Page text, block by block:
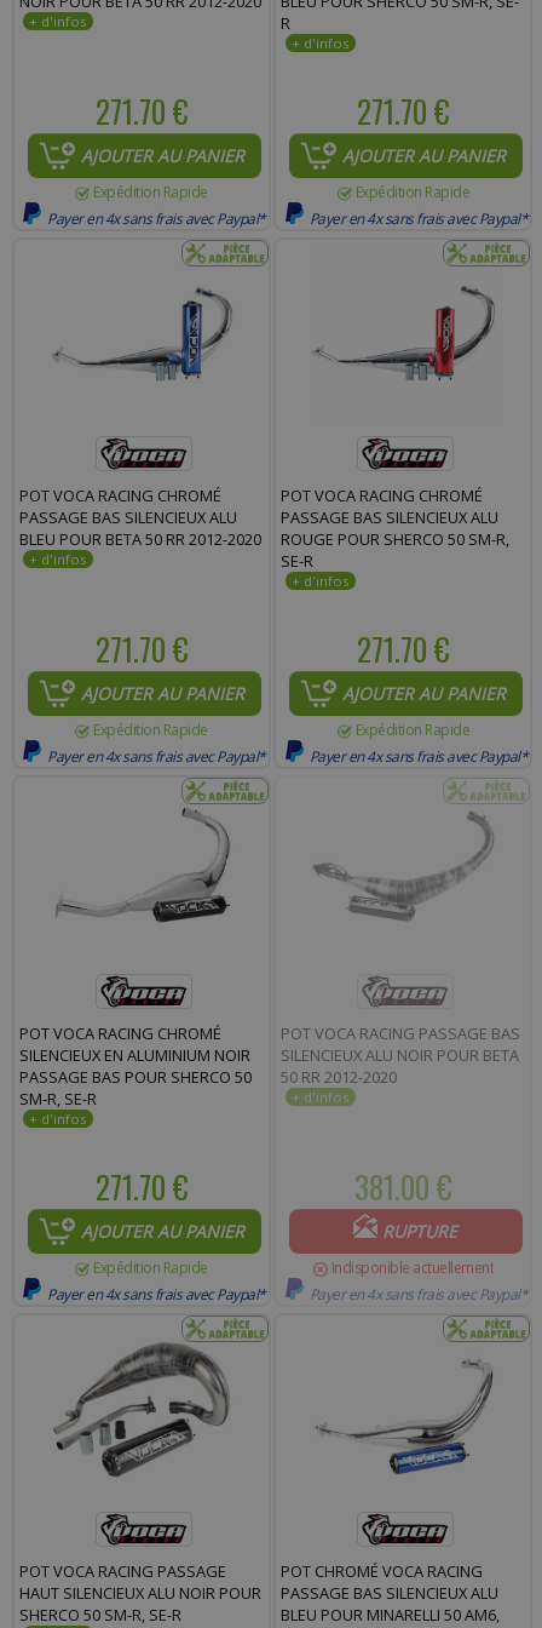
271.70 €
AJOUTER AU PANIER
Expédition Rapide
Payer en 4x sans frais avec Paypal*
R
271.70 €
AJOUTER AU PANIER
Expédition Rapide
Payer en 4x sans frais avec Paypal*
POT VOCA RACING CHROMÉ
PASSAGE BAS SILENCIEUX ALU
BLEU POUR BETA 50 RR 2012-2020
271.70 €
AJOUTER AU PANIER
Expédition Rapide
Payer en 4x sans frais avec Paypal*
POT VOCA RACING CHROMÉ
PASSAGE BAS SILENCIEUX ALU
ROUGE POUR SHERCO 50 SM-R,
SE-R
271.70 €
AJOUTER AU PANIER
Expédition Rapide
Payer en 4x sans frais avec Paypal*
POT VOCA RACING CHROMÉ
SILENCIEUX EN ALUMINIUM NOIR
PASSAGE BAS POUR SHERCO 50
SM-R, SE-R
271.70 €
AJOUTER AU PANIER
Expédition Rapide
Payer en 4x sans frais avec Paypal*
POT VOCA RACING PASSAGE BAS
SILENCIEUX ALU NOIR POUR BETA
50 RR 2012-2020
381.00 €
RUPTURE
Indisponible actuellement
Payer en 4x sans frais avec Paypal*
POT VOCA RACING PASSAGE
HAUT SILENCIEUX ALU NOIR POUR
SHERCO 50 SM-R, SE-R
POT CHROMÉ VOCA RACING
PASSAGE BAS SILENCIEUX ALU
BLEU POUR MINARELLI 50 AM6,